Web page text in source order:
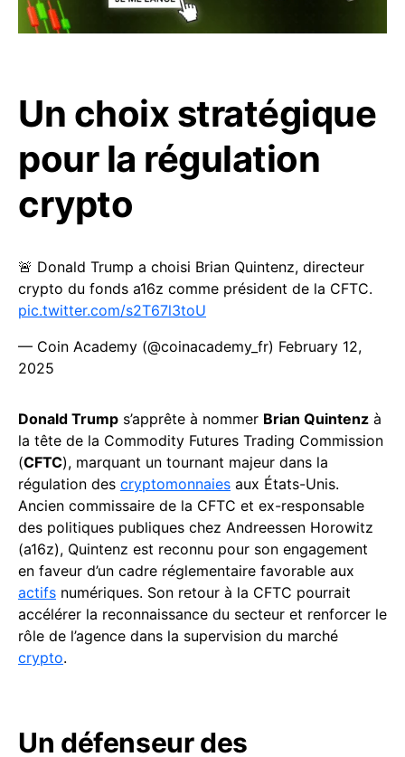
Un choix stratégique
pour la régulation
crypto
🚨 Donald Trump a choisi Brian Quintenz, directeur
crypto du fonds a16z comme président de la CFTC.
pic.twitter.com/s2T67l3toU
— Coin Academy (@coinacademy_fr) February 12,
2025
Donald Trump s’apprête à nommer Brian Quintenz à
la tête de la Commodity Futures Trading Commission
(CFTC), marquant un tournant majeur dans la
régulation des cryptomonnaies aux États-Unis.
Ancien commissaire de la CFTC et ex-responsable
des politiques publiques chez Andreessen Horowitz
(a16z), Quintenz est reconnu pour son engagement
en faveur d’un cadre réglementaire favorable aux
actifs numériques. Son retour à la CFTC pourrait
accélérer la reconnaissance du secteur et renforcer le
rôle de l’agence dans la supervision du marché
crypto.
Un défenseur des